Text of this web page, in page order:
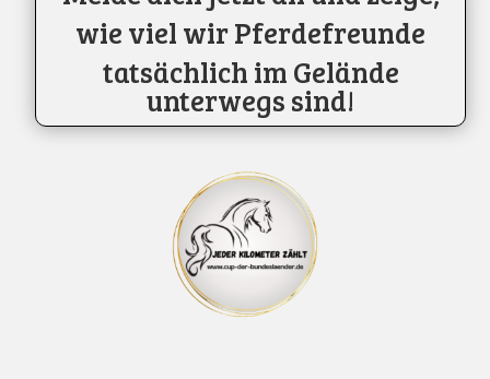
wie viel wir Pferdefreunde
tatsächlich im Gelände
unterwegs sind!